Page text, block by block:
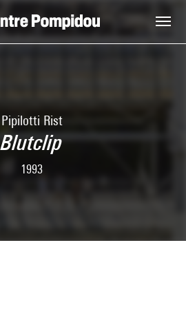
Pipilotti Rist
Blutclip
1993